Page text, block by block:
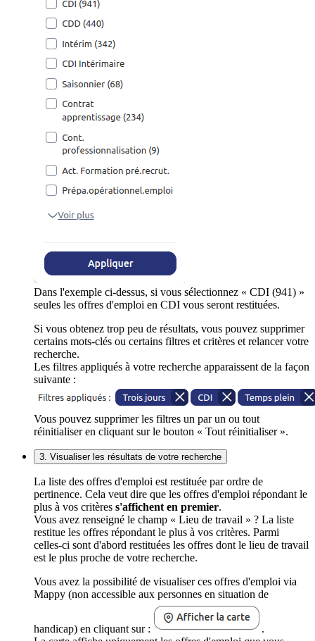
Dans l'exemple ci-dessus, si vous sélectionnez « CDI (941) »
seules les offres d'emploi en CDI vous seront restituées.
Si vous obtenez trop peu de résultats, vous pouvez supprimer
certains mots-clés ou certains filtres et critères et relancer votre
recherche.
Les filtres appliqués à votre recherche apparaissent de la façon
suivante :
Vous pouvez supprimer les filtres un par un ou tout
réinitialiser en cliquant sur le bouton « Tout réinitialiser ».
3. Visualiser les résultats de votre recherche
La liste des offres d'emploi est restituée par ordre de
pertinence. Cela veut dire que les offres d'emploi répondant le
plus à vos critères s'affichent en premier.
Vous avez renseigné le champ « Lieu de travail » ? La liste
restitue les offres répondant le plus à vos critères. Parmi
celles-ci sont d'abord restituées les offres dont le lieu de travail
est le plus proche de votre recherche.
Vous avez la possibilité de visualiser ces offres d'emploi via
Mappy (non accessible aux personnes en situation de
handicap) en cliquant sur :
.